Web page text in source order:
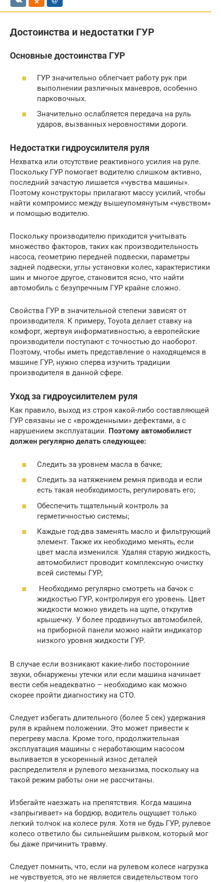
Достоинства и недостатки ГУР
Основные достоинства ГУР
ГУР значительно облегчает работу рук при
выполнении различных маневров, особенно
парковочных.
Значительно ослабляется передача на руль
ударов, вызванных неровностями дороги.
Недостатки гидроусилителя руля
Нехватка или отсутствие реактивного усилия на руле.
Поскольку ГУР помогает водителю слишком активно,
последний зачастую лишается «чувства машины».
Поэтому конструкторы прилагают массу усилий, чтобы
найти компромисс между вышеупомянутым «чувством»
и помощью водителю.
Поскольку производителю приходится учитывать
множество факторов, таких как производительность
насоса, геометрию передней подвески, параметры
задней подвески, углы установки колес, характеристики
шин и многое другое, становится ясно, что найти
автомобиль с безупречным ГУР крайне сложно.
Свойства ГУР в значительной степени зависят от
производителя. К примеру, Toyota делает ставку на
комфорт, жертвуя информативностью, а европейские
производители поступают с точностью до наоборот.
Поэтому, чтобы иметь представление о находящемся в
машине ГУР, нужно сперва изучить традиции
производителя в данной сфере.
Уход за гидроусилителем руля
Как правило, выход из строя какой-либо составляющей
ГУР связаны не с «врожденными» дефектами, а с
нарушением эксплуатации. Поэтому автомобилист
должен регулярно делать следующее:
Следить за уровнем масла в бачке;
Следить за натяжением ремня привода и если
есть такая необходимость, регулировать его;
Обеспечить тщательный контроль за
герметичностью системы;
Каждые год-два заменять масло и фильтрующий
элемент. Также их необходимо менять, если
цвет масла изменился. Удаляя старую жидкость,
автомобилист проводит комплексную очистку
всей системы ГУР;
Необходимо регулярно смотреть на бачок с
жидкостью ГУР, контролируя его уровень. Цвет
жидкости можно увидеть на щупе, открутив
крышечку. У более продвинутых автомобилей,
на приборной панели можно найти индикатор
низкого уровня жидкости ГУР.
В случае если возникают какие-либо посторонние
звуки, обнаружены утечки или если машина начинает
вести себя неадекватно – необходимо как можно
скорее пройти диагностику на СТО.
Следует избегать длительного (более 5 сек) удержания
руля в крайнем положении. Это может привести к
перегреву масла. Кроме того, продолжительная
эксплуатация машины с неработающим насосом
выливается в ускоренный износ деталей
распределителя и рулевого механизма, поскольку на
такой режим работы они не рассчитаны.
Избегайте наезжать на препятствия. Когда машина
«запрыгивает» на бордюр, водитель ощущает только
легкий толчок на колесе руля. Хотя не будь ГУР, рулевое
колесо ответило бы сильнейшим рывком, который мог
бы даже причинить травму.
Следует помнить, что, если на рулевом колесе нагрузка
не чувствуется, это не является свидетельством того